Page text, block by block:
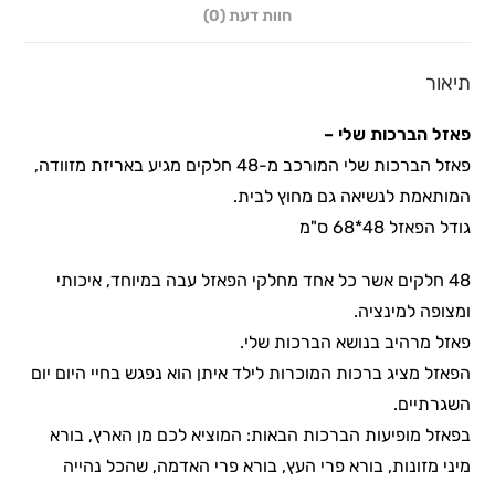
חוות דעת (0)
תיאור
פאזל הברכות שלי –
פאזל הברכות שלי המורכב מ-48 חלקים מגיע באריזת מזוודה,
המותאמת לנשיאה גם מחוץ לבית.
גודל הפאזל 48*68 ס"מ
48 חלקים אשר כל אחד מחלקי הפאזל עבה במיוחד, איכותי
ומצופה למינציה.
פאזל מרהיב בנושא הברכות שלי.
הפאזל מציג ברכות המוכרות לילד איתן הוא נפגש בחיי היום יום
השגרתיים.
בפאזל מופיעות הברכות הבאות: המוציא לכם מן הארץ, בורא
מיני מזונות, בורא פרי העץ, בורא פרי האדמה, שהכל נהייה